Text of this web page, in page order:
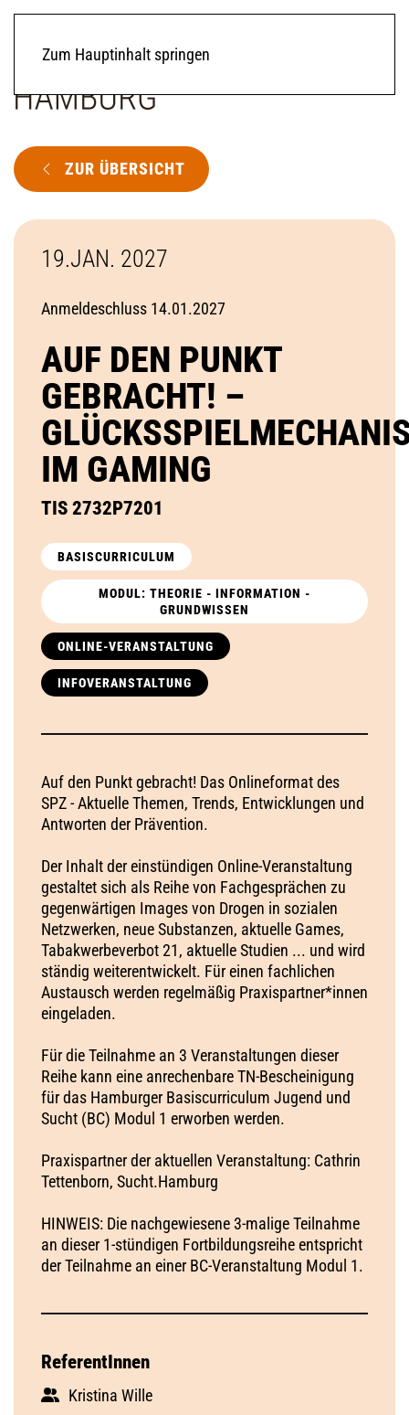
Zum Hauptinhalt springen
ZUR ÜBERSICHT
19.JAN. 2027
Anmeldeschluss 14.01.2027
AUF DEN PUNKT
GEBRACHT! –
IM GAMING
TIS 2732P7201
BASISCURRICULUM
MODUL: THEORIE - INFORMATION -
GRUNDWISSEN
ONLINE-VERANSTALTUNG
INFOVERANSTALTUNG
Auf den Punkt gebracht! Das Onlineformat des
SPZ - Aktuelle Themen, Trends, Entwicklungen und
Antworten der Prävention.
Der Inhalt der einstündigen Online-Veranstaltung
gestaltet sich als Reihe von Fachgesprächen zu
gegenwärtigen Images von Drogen in sozialen
Netzwerken, neue Substanzen, aktuelle Games,
Tabakwerbeverbot 21, aktuelle Studien ... und wird
ständig weiterentwickelt. Für einen fachlichen
Austausch werden regelmäßig Praxispartner*innen
eingeladen.
Für die Teilnahme an 3 Veranstaltungen dieser
Reihe kann eine anrechenbare TN-Bescheinigung
für das Hamburger Basiscurriculum Jugend und
Sucht (BC) Modul 1 erworben werden.
Praxispartner der aktuellen Veranstaltung: Cathrin
Tettenborn, Sucht.Hamburg
HINWEIS: Die nachgewiesene 3-malige Teilnahme
an dieser 1-stündigen Fortbildungsreihe entspricht
der Teilnahme an einer BC-Veranstaltung Modul 1.
ReferentInnen
Kristina Wille